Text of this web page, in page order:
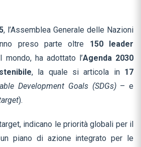
, l’Assemblea Generale delle Nazioni
preso parte oltre 150 leader
ha adottato l’Agenda 2030
, la quale si articola in 17
Development Goals (SDGs)– e
).
indicano le priorità globali per il
piano di azione integrato per le